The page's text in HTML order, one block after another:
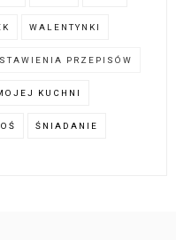
WALENTYNKI
PRZEPISÓW
KUCHNI
ŚNIADANIE